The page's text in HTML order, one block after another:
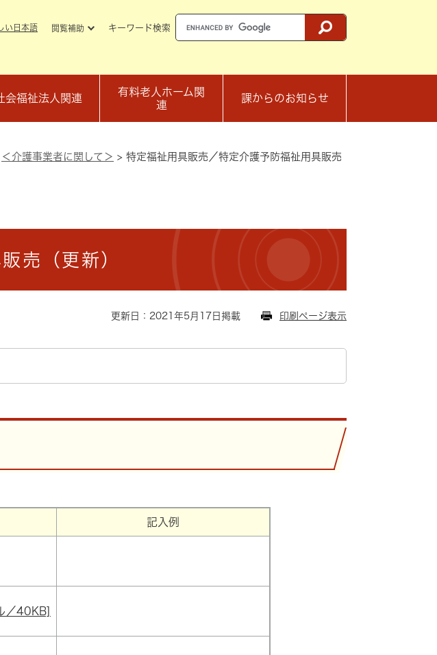
い日本語 閲覧補助 キーワード検索
会福祉法人関連
有料老人ホーム関
連
課からのお知らせ
＜介護事業者に関して＞ > 特定福祉用具販売／特定介護予防福祉用具販売
売（更新）
更新日：2021年5月17日掲載 印刷ページ表示
記入例
／40KB]